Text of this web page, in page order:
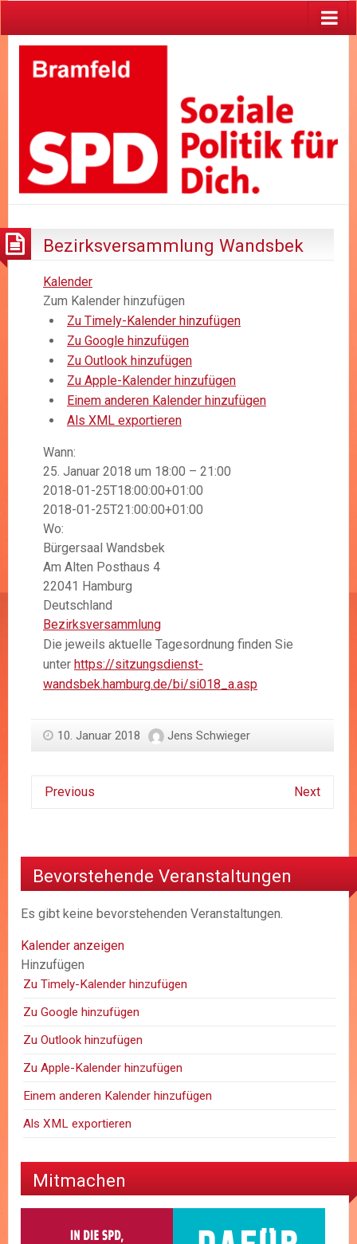
Bezirksversammlung Wandsbek
Kalender
Zum Kalender hinzufügen
Zu Timely-Kalender hinzufügen
Zu Google hinzufügen
Zu Outlook hinzufügen
Zu Apple-Kalender hinzufügen
Einem anderen Kalender hinzufügen
Als XML exportieren
Google Maps kann auf dieser Seite nicht
richtig geladen werden.
Bist du Inhaber dieser
Wann:
25. Januar 2018 um 18:00 – 21:00
2018-01-25T18:00:00+01:00
2018-01-25T21:00:00+01:00
Wo:
Bürgersaal Wandsbek
Am Alten Posthaus 4
22041 Hamburg
Deutschland
Bezirksversammlung
Die jeweils aktuelle Tagesordnung finden Sie
unter https://sitzungsdienst-
wandsbek.hamburg.de/bi/si018_a.asp
10. Januar 2018 Jens Schwieger
Previous Next
Bevorstehende Veranstaltungen
Es gibt keine bevorstehenden Veranstaltungen.
Kalender anzeigen
Hinzufügen
Zu Timely-Kalender hinzufügen
Zu Google hinzufügen
Zu Outlook hinzufügen
Zu Apple-Kalender hinzufügen
Einem anderen Kalender hinzufügen
Als XML exportieren
Mitmachen